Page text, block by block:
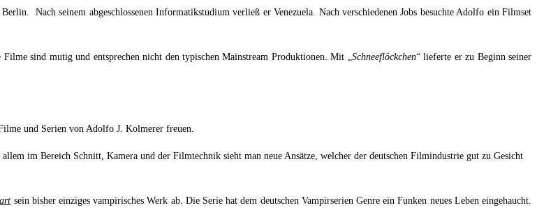
Nach seinem abgeschlossenen Informatikstudium verließ er Venezuela. Nach verschiedenen Jobs besuchte Adolfo ein Filmset
sind mutig und entsprechen nicht den typischen Mainstream Produktionen. Mit „ Schneeflöckchen“ lieferte er zu Beginn seiner
und Serien von Adolfo J. Kolmerer freuen.
im Bereich Schnitt, Kamera und der Filmtechnik sieht man neue Ansätze, welcher der deutschen Filmindustrie gut zu Gesicht
sein bisher einziges vampirisches Werk ab. Die Serie hat dem deutschen Vampirserien Genre ein Funken neues Leben eingehaucht.